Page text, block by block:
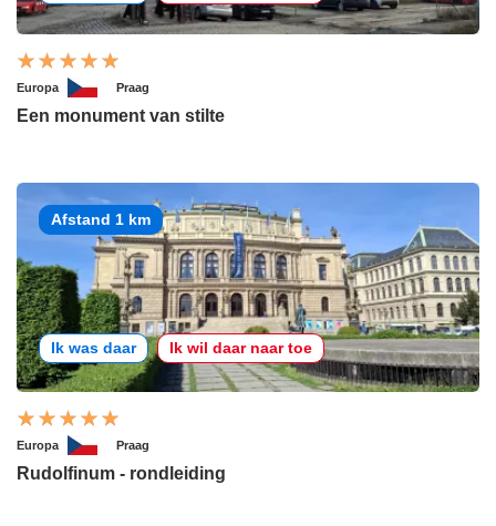
Europa Praag
Een monument van stilte
Afstand 1 km
Ik was daar Ik wil daar naar toe
Europa Praag
Rudolfinum - rondleiding